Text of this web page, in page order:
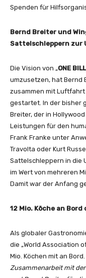
Spenden für
Bernd Breiter und
Sattelschleppern zur
Die Vision von „ONE
umzusetzen, hat Bernd
zusammen mit Luftfahrt
gestartet. In der bisher
Breiter, der in
Leistungen für den
Frank Franke unter
Travolta oder Kurt
Sattelschleppern in die
im Wert von mehreren
Damit war der Anfang
12 Mio. Köche an Bord
Als globaler
die „World Association
Mio. Köchen mit an Bord.
Zusammenarbeit mit der